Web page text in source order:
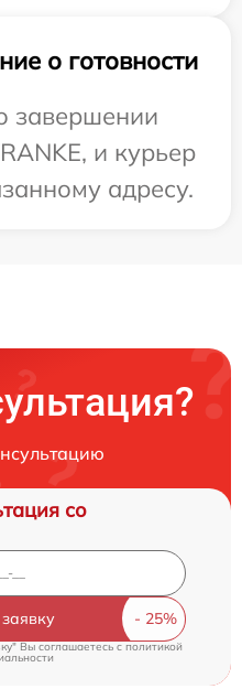
о готовности
и курьер
адресу.
со
Вы соглашаетесь cполитикой